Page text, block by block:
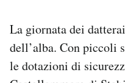
La giornata dei
dell’alba. Con piccoli
le dotazioni di